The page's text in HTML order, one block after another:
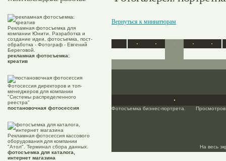
Рекламная фотосъемка для
компании Юнити. Разработка и
создание идеи, фотосъемка, пост-
обработка - Фотограф - Евгений
Береговой.
рекламная фотосъемка:
креатив
Фотосессия директоров и топ-
менеджеров для компании
"Системы распределенного
реестра"
постановочная фотосессия
Рекламная фотосессия кассового
оборудования для компании
"Атол". Терминал сбора данных.
фотосъемка для каталога,
интернет магазина
Вернуться к миниатюрам
Фотосъемка бизнес-портрета.
На весь